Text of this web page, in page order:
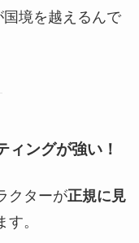
国境を越えるんで
ングが強い！
クターが正規に見
。